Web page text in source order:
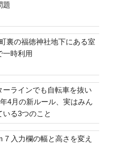
題
裏の福徳神社地下にある室
一時利用
ーラインでも自転車を抜い
4月の新ルール、実はみん
いる3つのこと
7 入力欄の幅と高さを変え